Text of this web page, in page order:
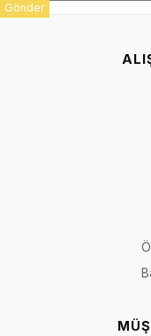
Gönder